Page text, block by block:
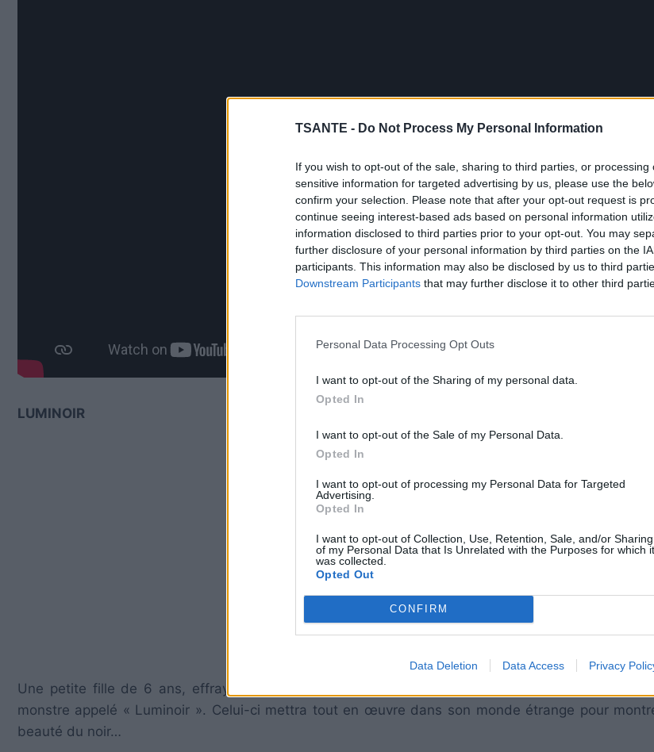
TSANTE - Do Not Process My Personal Information
If you wish to opt-out of the sale, sharing to third parties, or processing
sensitive information for targeted advertising by us, please use the
confirm your selection. Please note that after your opt-out request is
continue seeing interest-based ads based on personal information
information disclosed to third parties prior to your opt-out. You may
further disclosure of your personal information by third parties on the
participants. This information may also be disclosed by us to third
Downstream Participants that may further disclose it to other third
Personal Data Processing Opt Outs
I want to opt-out of the Sharing of my personal data.
Opted In
I want to opt-out of the Sale of my Personal Data.
Opted In
I want to opt-out of processing my Personal Data for Targeted
Advertising.
Opted In
I want to opt-out of Collection, Use, Retention, Sale, and/or Sharing
of my Personal Data that Is Unrelated with the Purposes for which it
was collected.
Opted Out
CONFIRM
Data Deletion Data Access Privacy
LUMINOIR
Une petite fille de 6 ans, effrayée par l’obscurité et seule dans sa chambre, se fait enlever par
monstre appelé « Luminoir ». Celui-ci mettra tout en œuvre dans son monde étrange pour
beauté du noir…